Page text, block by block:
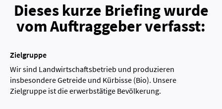
Dieses kurze Briefing wurde
vom Auftraggeber verfasst:
Zielgruppe
Wir sind Landwirtschaftsbetrieb und produzieren
insbesondere Getreide und Kürbisse (Bio). Unsere
Zielgruppe ist die erwerbstätige Bevölkerung.